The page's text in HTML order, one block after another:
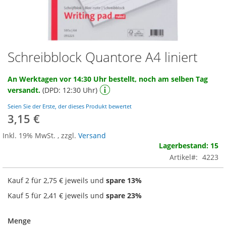
Zum
Anfang
der
Bildgalerie
springen
Schreibblock Quantore A4 liniert
An Werktagen vor 14:30 Uhr bestellt, noch am selben Tag
versandt. (DPD: 12:30 Uhr)
Seien Sie der Erste, der dieses Produkt bewertet
3,15 €
Inkl. 19% MwSt. , zzgl. Versand
Lagerbestand: 15
Artikel
4223
Kauf 2 für 2,75 € jeweils und spare 13%
Kauf 5 für 2,41 € jeweils und spare 23%
Menge